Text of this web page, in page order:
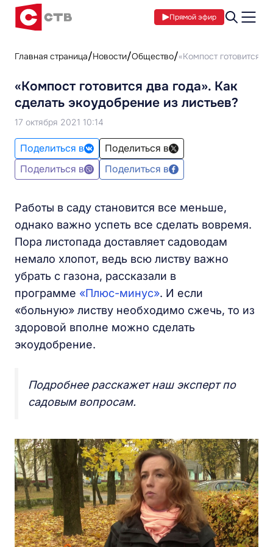
Прямой эфир
Главная страница Новости Общество «Компост готовится
«Компост готовится два года». Как
сделать экоудобрение из листьев?
17 октября 2021 10:14
Поделиться в
Поделиться в
Поделиться в
Поделиться в
Работы в саду становится все меньше,
однако важно успеть все сделать вовремя.
Пора листопада доставляет садоводам
немало хлопот, ведь всю листву важно
убрать с газона, рассказали в
программе «Плюс-минус». И если
«больную» листву необходимо сжечь, то из
здоровой вполне можно сделать
экоудобрение.
Подробнее расскажет наш эксперт по
садовым вопросам.